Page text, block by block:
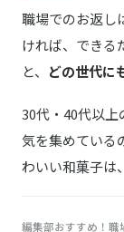
職場でのお返し
ければ、できる
と、 どの世代に
30代・40代以
気を集めている
わいい和菓子は
編集部おすすめ！職